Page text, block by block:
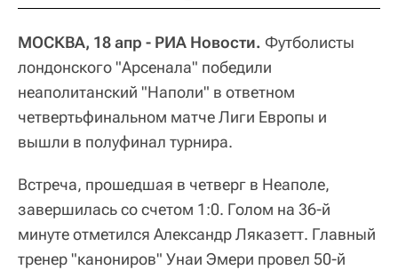
МОСКВА, 18 апр - РИА Новости. Футболисты
лондонского "Арсенала" победили
неаполитанский "Наполи" в ответном
четвертьфинальном матче Лиги Европы и
вышли в полуфинал турнира.
Встреча, прошедшая в четверг в Неаполе,
завершилась со счетом 1:0. Голом на 36-й
минуте отметился Александр Ляказетт. Главный
тренер "канониров" Унаи Эмери провел 50-й